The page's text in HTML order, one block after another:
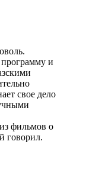
и
свое дело
фильмов о
говорил.